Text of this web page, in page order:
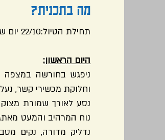
מה בתכנית?
תחילת הטיול:22/10 יום שישי, שעה 09:00, מצפה רמון
היום הראשון:
ניפגש בחורשה במצפה
וחלוקת מכשירי קשר,
נסע לאורך שמורת
נוח המרהיב והמעט
נדליק מדורה, נקים